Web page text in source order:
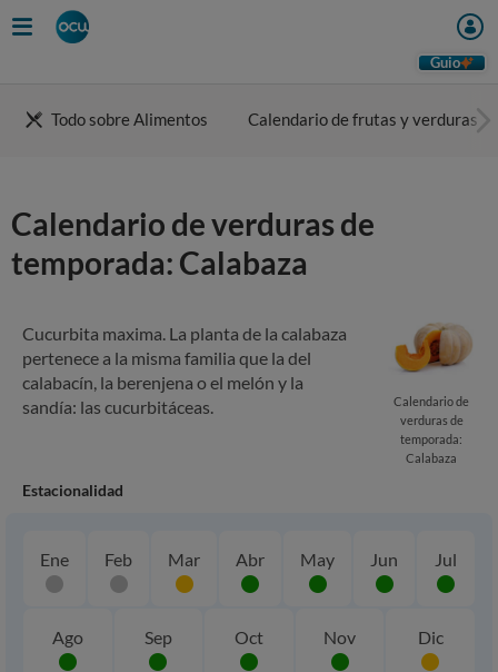
to
Guio
Todo sobre Alimentos Calendario de frutas y verduras
Calendario de verduras de
temporada: Calabaza
Cucurbita maxima. La planta de la calabaza
pertenece a la misma familia que la del
calabacín, la berenjena o el melón y la
sandía: las cucurbitáceas.
Calendario de
verduras de
temporada:
Calabaza
Estacionalidad
Ene Feb Mar Abr May Jun Jul
Ago Sep Oct Nov Dic